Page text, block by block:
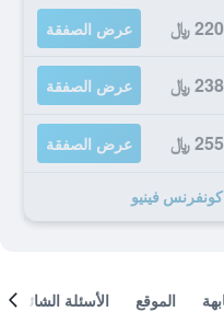
220 ﷼ عرض الصفقة
238 ﷼ عرض الصفقة
255 ﷼ عرض الصفقة
الموقع الأسئلة الشائعة